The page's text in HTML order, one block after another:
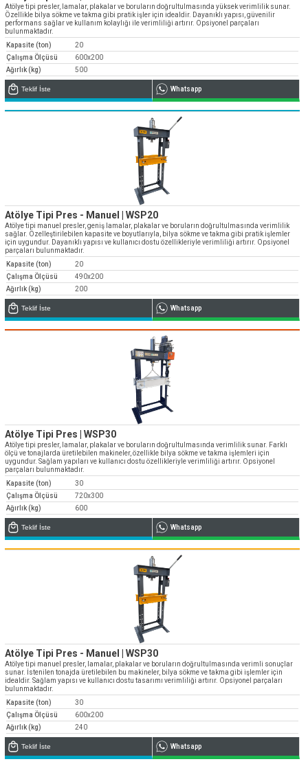
» Uygulamalar
» CNC Yedek Parça
» Makina Aydınlatma
Bize Ulaşın
» Konum
Tüm hakkı saklıdır. Sitemizde kullanılan tüm içerik ve görseller
Emos Grup'a ait olup izinsiz kullanımı hukuki yaptırıma tabidir.
» Üretim
» Kalite
» Servis
» Referanslar
Müşteri temsilcilerimiz size çok yakın
0850 811 36 67
Teknik destek & Yedek parça tedarik
Teknik Destek
Emos Dünya’da ve Türkiye’de Bayi ağını
Bayi Başvuruları
Atölye tipi presler, lamalar, plakalar ve boruların doğrultulmasında yüksek verimlilik sunar.
Özellikle bilya sökme ve takma gibi pratik işler için idealdir. Dayanıklı yapısı, güvenilir
performans sağlar ve kullanım kolaylığı ile verimliliği artırır. Opsiyonel parçaları
bulunmaktadır.
Kapasite (ton)
20
Çalışma Ölçüsü
600x200
Ağırlık (kg)
500
Teklif İste Whatsapp
Atölye Tipi Pres - Manuel | WSP20
Atölye tipi manuel presler, geniş lamalar, plakalar ve boruların doğrultulmasında verimlilik
sağlar. Özelleştirilebilen kapasite ve boyutlarıyla, bilya sökme ve takma gibi pratik işlemler
için uygundur. Dayanıklı yapısı ve kullanıcı dostu özellikleriyle verimliliği artırır. Opsiyonel
parçaları bulunmaktadır.
Kapasite (ton)
20
Çalışma Ölçüsü
490x200
Ağırlık (kg)
200
Teklif İste Whatsapp
Atölye Tipi Pres | WSP30
Atölye tipi presler, lamalar, plakalar ve boruların doğrultulmasında verimlilik sunar. Farklı
ölçü ve tonajlarda üretilebilen makineler, özellikle bilya sökme ve takma işlemleri için
uygundur. Sağlam yapıları ve kullanıcı dostu özellikleriyle verimliliği artırır. Opsiyonel
parçaları bulunmaktadır.
Kapasite (ton)
30
Çalışma Ölçüsü
720x300
Ağırlık (kg)
600
Teklif İste Whatsapp
Atölye Tipi Pres - Manuel | WSP30
Atölye tipi manuel presler, lamalar, plakalar ve boruların doğrultulmasında verimli sonuçlar
sunar. İstenilen tonajda üretilebilen bu makineler, bilya sökme ve takma gibi işlemler için
idealdir. Sağlam yapısı ve kullanıcı dostu tasarımı verimliliği artırır. Opsiyonel parçaları
bulunmaktadır.
Kapasite (ton)
30
Çalışma Ölçüsü
600x200
Ağırlık (kg)
240
Teklif İste Whatsapp